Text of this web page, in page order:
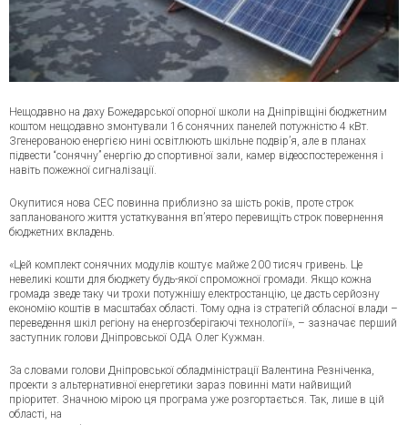
Нещодавно на даху Божедарської опорної школи на Дніпрівщіні бюджетним
коштом нещодавно змонтували 16 сонячних панелей потужністю 4 кВт.
Згенерованою енергією нині освітлюють шкільне подвір’я, але в планах
підвести “сонячну” енергію до спортивної зали, камер відеоспостереження і
навіть пожежної сигналізації.
Окупитися нова СЕС повинна приблизно за шість років, проте строк
запланованого життя устаткування вп’ятеро перевищіть строк повернення
бюджетних вкладень.
«Цей комплект сонячних модулів коштує майже 200 тисяч гривень. Це
невеликі кошти для бюджету будь-якої спроможної громади. Якщо кожна
громада зведе таку чи трохи потужнішу електростанцію, це дасть серйозну
економію коштів в масштабах області. Тому одна із стратегій обласної влади –
переведення шкіл регіону на енергозберігаючі технології», – зазначає перший
заступник голови Дніпровської ОДА Олег Кужман.
За словами голови Дніпровської обладміністрації Валентина Резніченка,
проекти з альтернативної енергетики зараз повинні мати найвищий
пріоритет. Значною мірою ця програма уже розгортається. Так, лише в цій
області, на